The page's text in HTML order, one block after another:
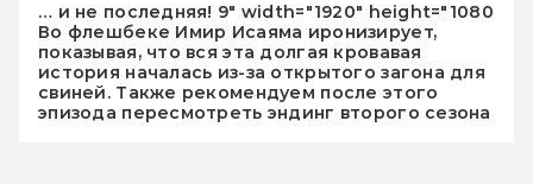
… и не последняя! 9" width="1920" height="1080
Во флешбеке Имир Исаяма иронизирует,
показывая, что вся эта долгая кровавая
история началась из-за открытого загона для
свиней. Также рекомендуем после этого
эпизода пересмотреть эндинг второго сезона